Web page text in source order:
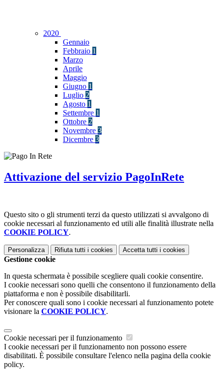
2020
Gennaio
Febbraio 1
Marzo
Aprile
Maggio
Giugno 1
Luglio 2
Agosto 1
Settembre 1
Ottobre 2
Novembre 3
Dicembre 3
Attivazione del servizio PagoInRete
Questo sito o gli strumenti terzi da questo utilizzati si avvalgono di
cookie necessari al funzionamento ed utili alle finalità illustrate nella
COOKIE POLICY.
Personalizza Rifiuta tutti i cookies Accetta tutti i cookies
Gestione cookie
In questa schermata è possibile scegliere quali cookie consentire.
I cookie necessari sono quelli che consentono il funzionamento della
piattaforma e non è possibile disabilitarli.
Per conoscere quali sono i cookie necessari al funzionamento potete
visionare la COOKIE POLICY.
Cookie necessari per il funzionamento
I cookie necessari per il funzionamento non possono essere
disabilitati. È possibile consultare l'elenco nella pagina della cookie
policy.